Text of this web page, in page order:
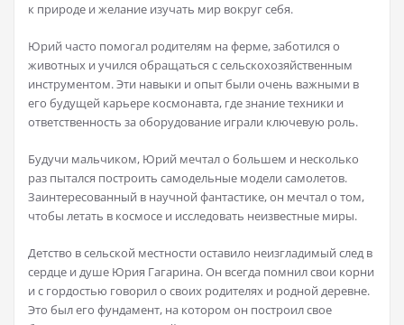
к природе и желание изучать мир вокруг себя.
Юрий часто помогал родителям на ферме, заботился о
животных и учился обращаться с сельскохозяйственным
инструментом. Эти навыки и опыт были очень важными в
его будущей карьере космонавта, где знание техники и
ответственность за оборудование играли ключевую роль.
Будучи мальчиком, Юрий мечтал о большем и несколько
раз пытался построить самодельные модели самолетов.
Заинтересованный в научной фантастике, он мечтал о том,
чтобы летать в космосе и исследовать неизвестные миры.
Детство в сельской местности оставило неизгладимый след в
сердце и душе Юрия Гагарина. Он всегда помнил свои корни
и с гордостью говорил о своих родителях и родной деревне.
Это был его фундамент, на котором он построил свое